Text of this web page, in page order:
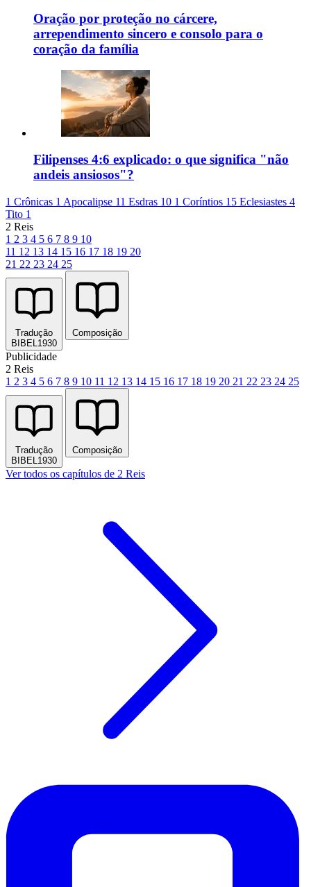
Oração por proteção no cárcere,
arrependimento sincero e consolo para o
coração da família
Filipenses 4:6 explicado: o que significa "não
andeis ansiosos"?
1 Crônicas 1 Apocalipse 11 Esdras 10 1 Coríntios 15 Eclesiastes 4
Tito 1
2 Reis
1 2 3 4 5 6 7 8 9 10
11 12 13 14 15 16 17 18 19 20
21 22 23 24 25
Tradução
BIBEL1930
Composição
Publicidade
2 Reis
1 2 3 4 5 6 7 8 9 10 11 12 13 14 15 16 17 18 19 20 21 22 23 24 25
Tradução
BIBEL1930
Composição
Ver todos os capítulos de 2 Reis